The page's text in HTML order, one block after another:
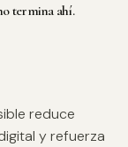
termina ahí.
reduce
y refuerza